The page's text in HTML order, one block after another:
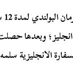
وبعدها حصلت